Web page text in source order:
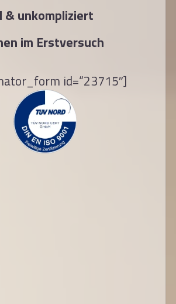
& unkompliziert
im Erstversuch
id=“23715″]